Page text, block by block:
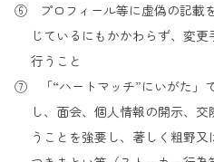
⑥ プロフィール等に虚偽の記載
じているにもかかわらず、変
行うこと
⑦ 「“ハートマッチ”にいがた」
し、面会、個人情報の開示、
うことを強要し、著しく粗野